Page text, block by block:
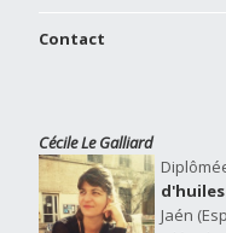
Contact
Cécile Le Galliard
Jaén